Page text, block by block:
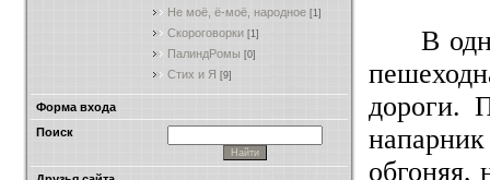
Не моё, ё-моё, народное [1]
Скороговорки [1]
ПалиндРомы [0]
Стих и Я [9]
Форма входа
Поиск
В
дороги.
обгоняя,